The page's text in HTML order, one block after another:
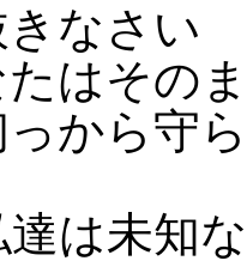
きなさい
たはその
から守
達は未知